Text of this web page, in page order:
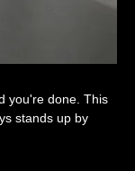
you're done. This
stands up by